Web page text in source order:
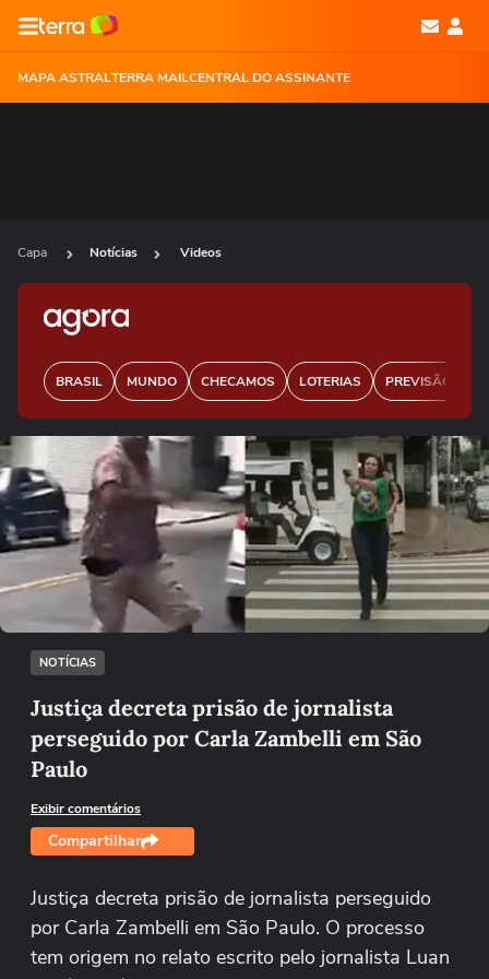
MAPA ASTRALTERRA MAILCENTRAL DO ASSINANTE
Capa Notícias Videos
BRASIL MUNDO CHECAMOS LOTERIAS PREVISÃO DO
Ops!
Não foi possível reproduzir o vídeo
Tentar novamente
NOTÍCIAS
Justiça decreta prisão de jornalista
perseguido por Carla Zambelli em São
Paulo
Exibir comentários
Compartilhar
Justiça decreta prisão de jornalista perseguido
por Carla Zambelli em São Paulo. O processo
tem origem no relato escrito pelo jornalista Luan